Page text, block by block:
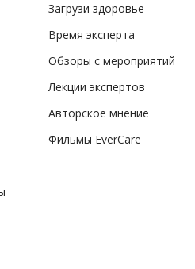
Загрузи здоровье
Время эксперта
Обзоры с мероприятий
Лекции экспертов
Авторское мнение
Фильмы EverCare